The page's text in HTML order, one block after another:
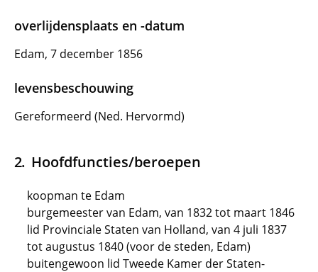
overlijdensplaats en -datum
Edam, 7 december 1856
levensbeschouwing
Gereformeerd (Ned. Hervormd)
Hoofdfuncties/beroepen
koopman te Edam
burgemeester van Edam, van 1832 tot maart 1846
lid Provinciale Staten van Holland, van 4 juli 1837
tot augustus 1840 (voor de steden, Edam)
buitengewoon lid Tweede Kamer der Staten-